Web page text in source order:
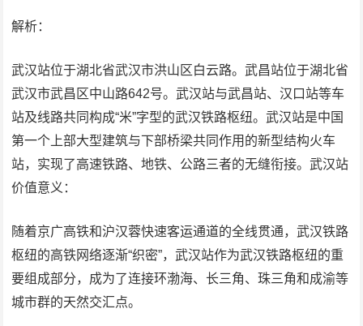
解析：
武汉站位于湖北省武汉市洪山区白云路。武昌站位于湖北省
武汉市武昌区中山路642号。武汉站与武昌站、汉口站等车
站及线路共同构成“米”字型的武汉铁路枢纽。武汉站是中国
第一个上部大型建筑与下部桥梁共同作用的新型结构火车
站，实现了高速铁路、地铁、公路三者的无缝衔接。武汉站
价值意义：
随着京广高铁和沪汉蓉快速客运通道的全线贯通，武汉铁路
枢纽的高铁网络逐渐“织密”，武汉站作为武汉铁路枢纽的重
要组成部分，成为了连接环渤海、长三角、珠三角和成渝等
城市群的天然交汇点。